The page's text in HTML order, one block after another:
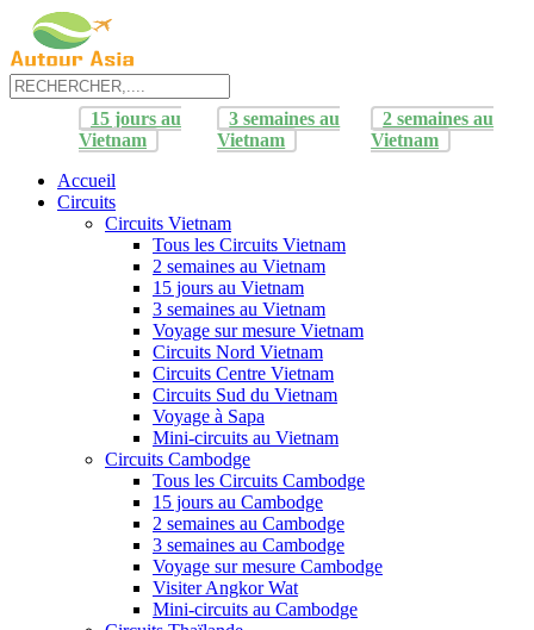
15 jours au
Vietnam
3 semaines au
Vietnam
2 semaines au
Vietnam
Accueil
Circuits
Circuits Vietnam
Tous les Circuits Vietnam
2 semaines au Vietnam
15 jours au Vietnam
3 semaines au Vietnam
Voyage sur mesure Vietnam
Circuits Nord Vietnam
Circuits Centre Vietnam
Circuits Sud du Vietnam
Voyage à Sapa
Mini-circuits au Vietnam
Circuits Cambodge
Tous les Circuits Cambodge
15 jours au Cambodge
2 semaines au Cambodge
3 semaines au Cambodge
Voyage sur mesure Cambodge
Visiter Angkor Wat
Mini-circuits au Cambodge